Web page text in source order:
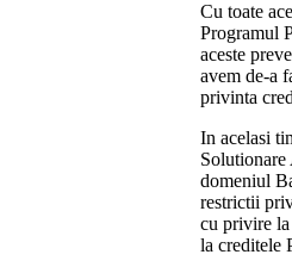
Cu toate
Programul
aceste
avem de-a
privinta
In acelasi
domeniul
restrictii
cu privire
la creditele